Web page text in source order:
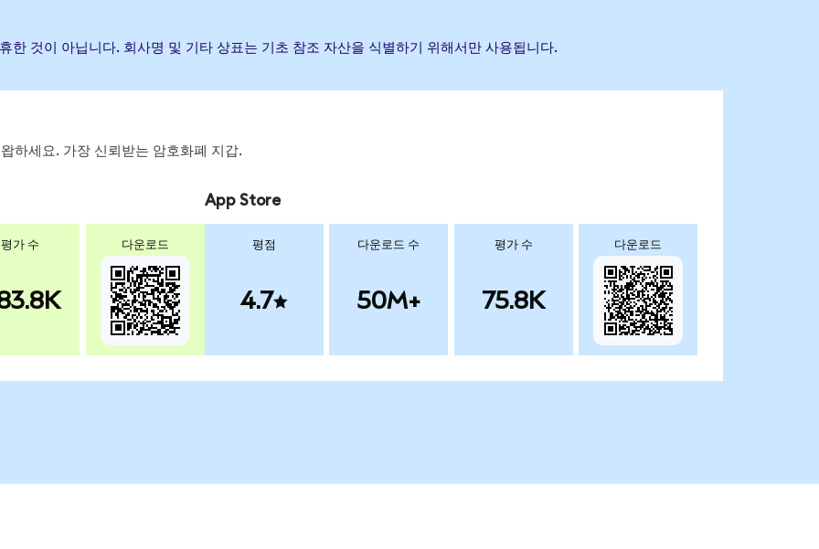
한 것이 아닙니다. 회사명 및 기타 상표는 기초 참조 자산을 식별하기 위해서만 사용됩니다.
하세요. 가장 신뢰받는 암호화폐 지갑.
평가 수 다운로드
App Store
평점
4.7
다운로드 수
50M+
평가 수
75.8K
다운로드